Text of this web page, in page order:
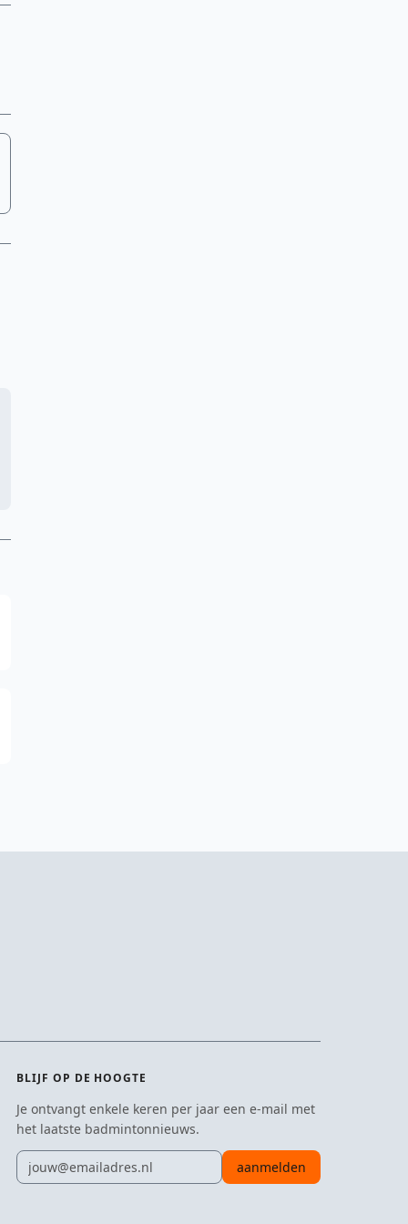
BLIJF OP DE HOOGTE
Je ontvangt enkele keren per jaar een e-mail met
het laatste badmintonnieuws.
E-mailadres
aanmelden